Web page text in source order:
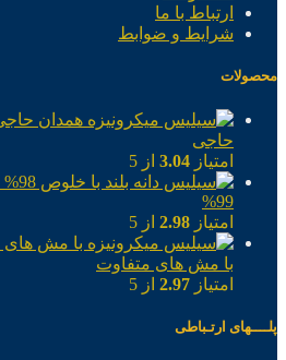
ارتباط با ما
شرایط و ضوابط
محصولات
حاجی
امتیاز 3.04 از 5
99%
امتیاز 2.98 از 5
با مش های متفاوت
امتیاز 2.97 از 5
پلــــهای ارتـباطی